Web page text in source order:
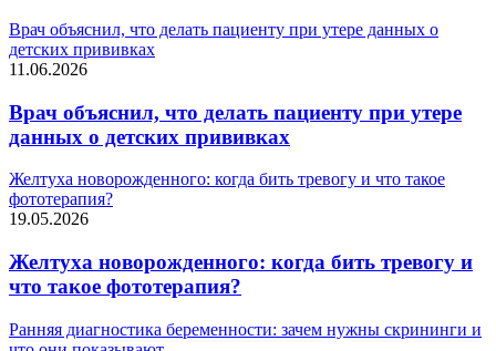
Врач объяснил, что делать пациенту при утере данных о
детских прививках
11.06.2026
Врач объяснил, что делать пациенту при утере
данных о детских прививках
Желтуха новорожденного: когда бить тревогу и что такое
фототерапия?
19.05.2026
Желтуха новорожденного: когда бить тревогу и
что такое фототерапия?
Ранняя диагностика беременности: зачем нужны скрининги и